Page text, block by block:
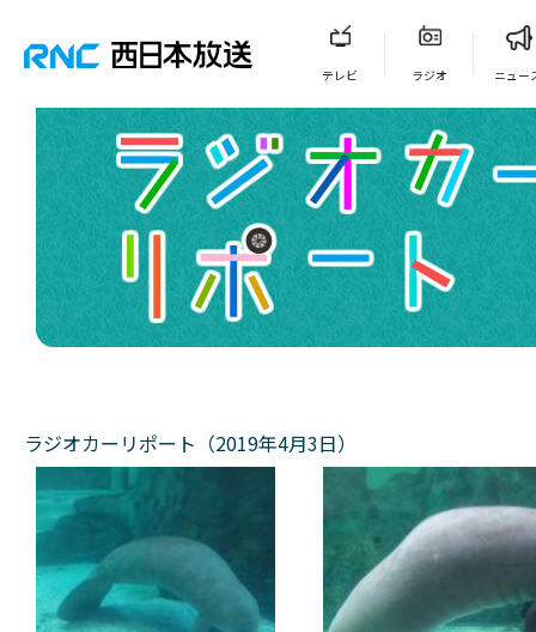
テレビ ラジオ ニュー
ラジオカーリポート（2019年4月3日）